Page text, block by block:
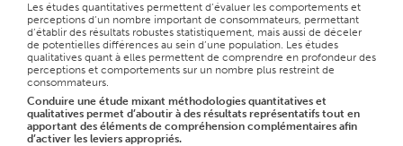
Les études quantitatives permettent d’évaluer les comportements et
perceptions d’un nombre important de consommateurs, permettant
d’établir des résultats robustes statistiquement, mais aussi de déceler
de potentielles différences au sein d’une population. Les études
qualitatives quant à elles permettent de comprendre en profondeur des
perceptions et comportements sur un nombre plus restreint de
consommateurs.
Conduire une étude mixant méthodologies quantitatives et
qualitatives permet d’aboutir à des résultats représentatifs tout en
apportant des éléments de compréhension complémentaires afin
d’activer les leviers appropriés.